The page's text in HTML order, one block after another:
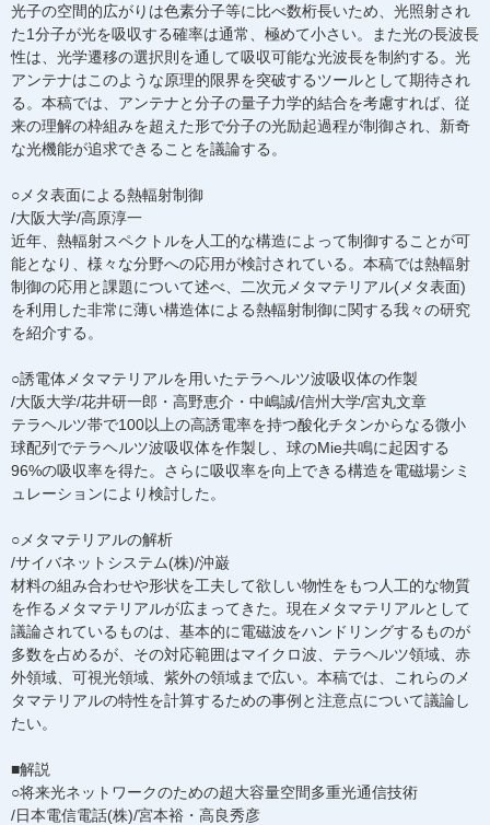
光子の空間的広がりは色素分子等に比べ数桁長いため、光照射され
た1分子が光を吸収する確率は通常、極めて小さい。また光の長波長
性は、光学遷移の選択則を通して吸収可能な光波長を制約する。光
アンテナはこのような原理的限界を突破するツールとして期待され
る。本稿では、アンテナと分子の量子力学的結合を考慮すれば、従
来の理解の枠組みを超えた形で分子の光励起過程が制御され、新奇
な光機能が追求できることを議論する。
○メタ表面による熱輻射制御
/大阪大学/高原淳一
近年、熱輻射スペクトルを人工的な構造によって制御することが可
能となり、様々な分野への応用が検討されている。本稿では熱輻射
制御の応用と課題について述べ、二次元メタマテリアル(メタ表面)
を利用した非常に薄い構造体による熱輻射制御に関する我々の研究
を紹介する。
○誘電体メタマテリアルを用いたテラヘルツ波吸収体の作製
/大阪大学/花井研一郎・高野恵介・中嶋誠/信州大学/宮丸文章
テラヘルツ帯で100以上の高誘電率を持つ酸化チタンからなる微小
球配列でテラヘルツ波吸収体を作製し、球のMie共鳴に起因する
96%の吸収率を得た。さらに吸収率を向上できる構造を電磁場シミ
ュレーションにより検討した。
○メタマテリアルの解析
/サイバネットシステム(株)/沖巌
材料の組み合わせや形状を工夫して欲しい物性をもつ人工的な物質
を作るメタマテリアルが広まってきた。現在メタマテリアルとして
議論されているものは、基本的に電磁波をハンドリングするものが
多数を占めるが、その対応範囲はマイクロ波、テラヘルツ領域、赤
外領域、可視光領域、紫外の領域まで広い。本稿では、これらのメ
タマテリアルの特性を計算するための事例と注意点について議論し
たい。
■解説
○将来光ネットワークのための超大容量空間多重光通信技術
/日本電信電話(株)/宮本裕・高良秀彦